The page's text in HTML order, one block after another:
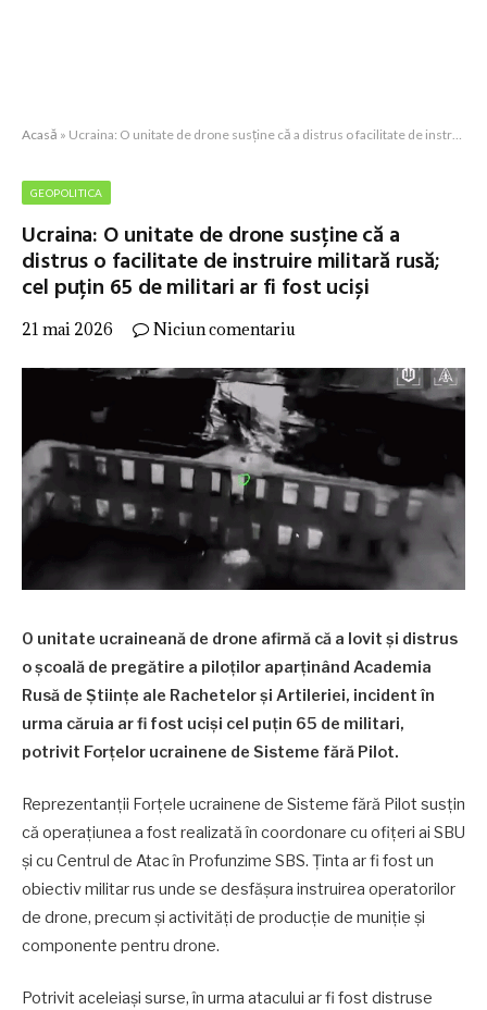
Acasă » Ucraina: O unitate de drone susține că a distrus o facilitate de instruire militară rusă; cel puțin 65 de militari ar fi fost uciși
GEOPOLITICA
Ucraina: O unitate de drone susține că a
distrus o facilitate de instruire militară rusă;
cel puțin 65 de militari ar fi fost uciși
21 mai 2026 Niciun comentariu
O unitate ucraineană de drone afirmă că a lovit și distrus
o școală de pregătire a piloților aparținând Academia
Rusă de Științe ale Rachetelor și Artileriei, incident în
urma căruia ar fi fost uciși cel puțin 65 de militari,
potrivit Forțelor ucrainene de Sisteme fără Pilot.
Reprezentanții Forțele ucrainene de Sisteme fără Pilot susțin
că operațiunea a fost realizată în coordonare cu ofițeri ai SBU
și cu Centrul de Atac în Profunzime SBS. Ținta ar fi fost un
obiectiv militar rus unde se desfășura instruirea operatorilor
de drone, precum și activități de producție de muniție și
componente pentru drone.
Potrivit aceleiași surse, în urma atacului ar fi fost distruse